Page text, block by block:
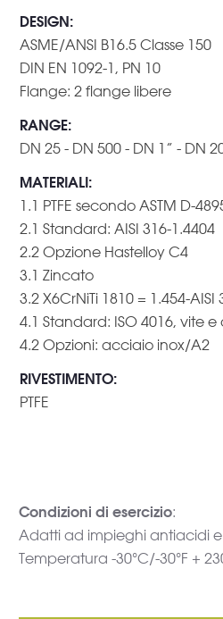
DESIGN:
ASME/ANSI B16.5 Classe 150
DIN EN 1092-1, PN 10
Flange: 2 flange libere
RANGE:
DN 25 - DN 500 - DN 1” - DN
MATERIALI:
1.1 PTFE secondo ASTM D-
2.1 Standard: AISI 316-1.4404
2.2 Opzione Hastelloy C4
3.1 Zincato
3.2 X6CrNiTi 1810 = 1.454-AISI
4.1 Standard: ISO 4016, vite
4.2 Opzioni: acciaio inox/A2
RIVESTIMENTO:
PTFE
Condizioni di esercizio:
Adatti ad impieghi antiacidi e
Temperatura -30°C/-30°F +